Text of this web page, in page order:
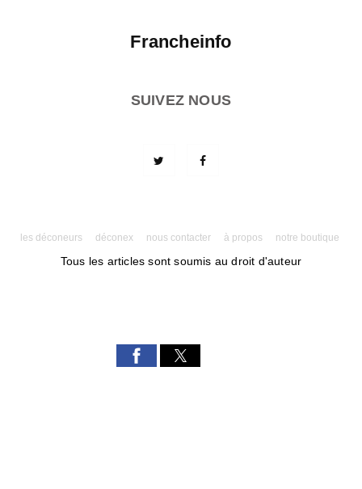
Francheinfo
SUIVEZ NOUS
les déconeurs déconex nous contacter à propos notre boutique
Tous les articles sont soumis au droit d'auteur